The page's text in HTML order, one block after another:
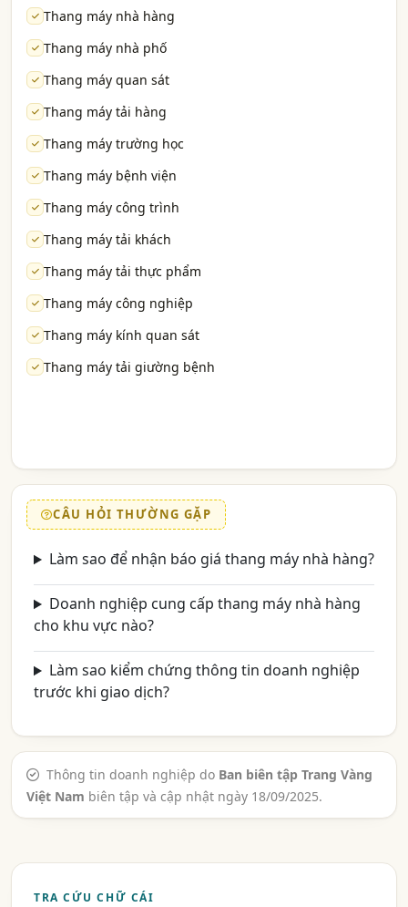
Thang máy nhà hàng
Thang máy nhà phố
Thang máy quan sát
Thang máy tải hàng
Thang máy trường học
Thang máy bệnh viện
Thang máy công trình
Thang máy tải khách
Thang máy tải thực phẩm
Thang máy công nghiệp
Thang máy kính quan sát
Thang máy tải giường bệnh
CÂU HỎI THƯỜNG GẶP
Làm sao để nhận báo giá thang máy nhà hàng?
Doanh nghiệp cung cấp thang máy nhà hàng
cho khu vực nào?
Làm sao kiểm chứng thông tin doanh nghiệp
trước khi giao dịch?
Thông tin doanh nghiệp do Ban biên tập Trang Vàng
Việt Nam biên tập và cập nhật ngày 18/09/2025.
TRA CỨU CHỮ CÁI